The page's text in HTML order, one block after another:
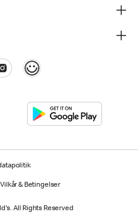
Vilkår & Betingelser
All Rights Reserved